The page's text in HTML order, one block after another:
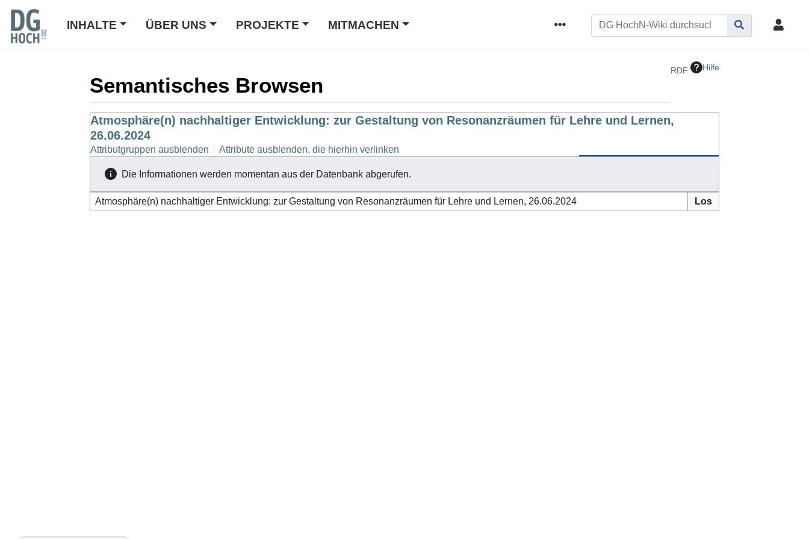
INHALTE ÜBER UNS PROJEKTE MITMACHEN
RDF Hilfe
Semantisches Browsen
Wechseln zu:Navigation,Suche
Atmosphäre(n) nachhaltiger Entwicklung: zur Gestaltung von Resonanzräumen für Lehre und Lernen,
26.06.2024
Attributgruppen ausblenden Attribute ausblenden, die hierhin verlinken
Die Informationen werden momentan aus der Datenbank abgerufen.